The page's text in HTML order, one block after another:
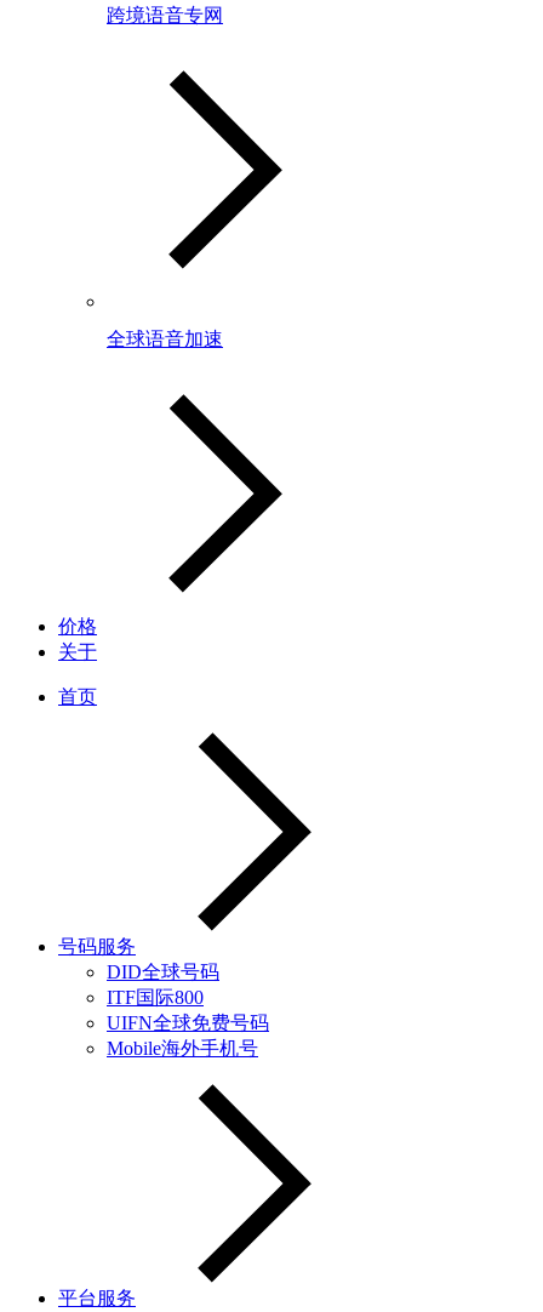
跨境语音专网
全球语音加速
价格
关于
首页
号码服务
DID全球号码
ITF国际800
UIFN全球免费号码
Mobile海外手机号
平台服务